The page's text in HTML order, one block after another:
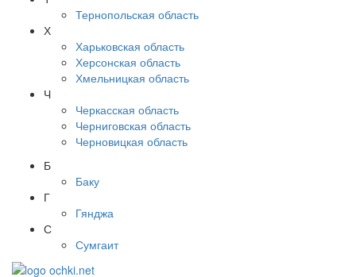
Тернопольская область
Х
Харьковская область
Херсонская область
Хмельницкая область
Ч
Черкасская область
Черниговская область
Черновицкая область
Б
Баку
Г
Гянджа
С
Сумгаит